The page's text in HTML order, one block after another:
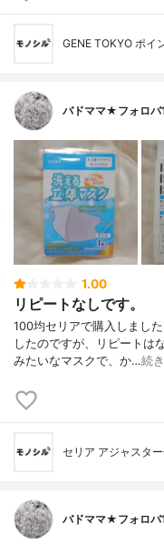
GENE TOKYO ポイ
バドママ★フォロ
1.00
リピートなしです。
100均セリアで購入しまし
したのですが、リピートは
みたいなマスクで、か…続
セリア アジャスタ
バドママ★フォロ